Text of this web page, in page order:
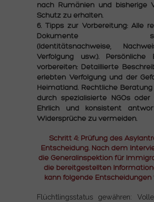
nach Rumänien und bisherige
Schutz zu erhalten.
6. Tipps zur Vorbereitung: Alle
Dokumente
(Identitätsnachweise,
Verfolgung usw.). Persönliche
vorbereiten: Detaillierte
erlebten Verfolgung und der
Heimatland. Rechtliche
durch spezialisierte NGOs oder
Ehrlich und konsistent
Widersprüche zu vermeiden.
Schritt 4: Prüfung des
Entscheidung. Nach dem
die Generalinspektion für
die bereitgestellten
kann folgende Entscheidungen
Flüchtlingsstatus gewähren: